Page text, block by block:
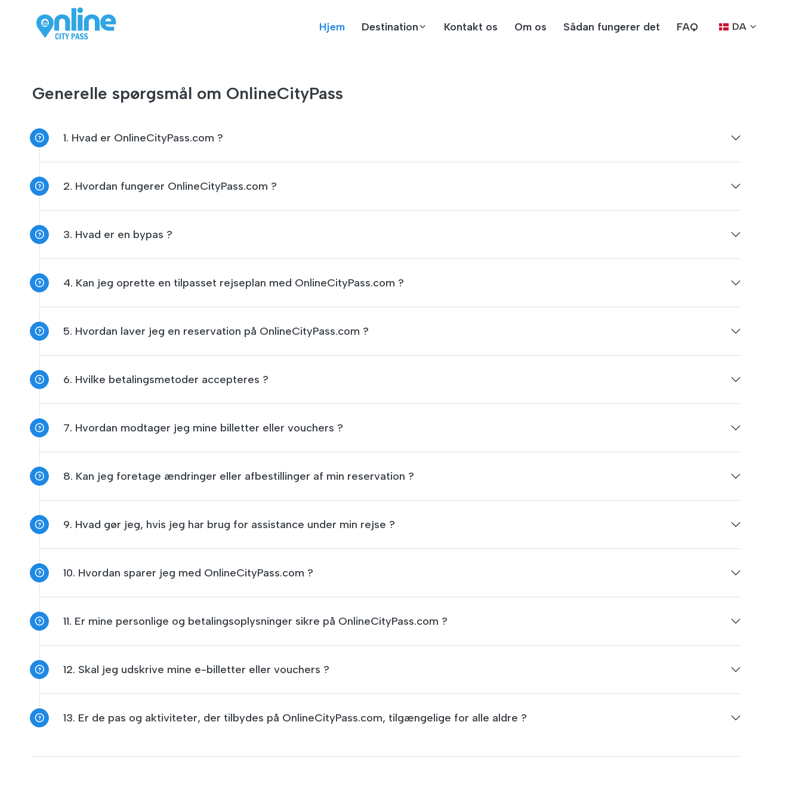
Hjem Destination Kontakt os Om os Sådan fungerer det FAQ DA
Generelle spørgsmål om OnlineCityPass
1. Hvad er OnlineCityPass.com ?
2. Hvordan fungerer OnlineCityPass.com ?
3. Hvad er en bypas ?
4. Kan jeg oprette en tilpasset rejseplan med OnlineCityPass.com ?
5. Hvordan laver jeg en reservation på OnlineCityPass.com ?
6. Hvilke betalingsmetoder accepteres ?
7. Hvordan modtager jeg mine billetter eller vouchers ?
8. Kan jeg foretage ændringer eller afbestillinger af min reservation ?
9. Hvad gør jeg, hvis jeg har brug for assistance under min rejse ?
10. Hvordan sparer jeg med OnlineCityPass.com ?
11. Er mine personlige og betalingsoplysninger sikre på OnlineCityPass.com ?
12. Skal jeg udskrive mine e-billetter eller vouchers ?
13. Er de pas og aktiviteter, der tilbydes på OnlineCityPass.com, tilgængelige for alle aldre ?